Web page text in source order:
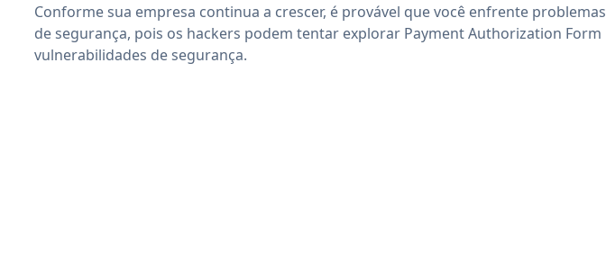
Conforme sua empresa continua a crescer, é provável que você enfrente problemas
de segurança, pois os hackers podem tentar explorar Payment Authorization Form
vulnerabilidades de segurança.